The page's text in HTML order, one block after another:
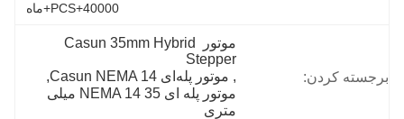
40000+PCS+ماه
برجسته کردن:
موتور Casun 35mm Hybrid
Stepper
, موتور پله‌ای Casun NEMA 14
,
موتور پله ای NEMA 14 35 میلی
متری